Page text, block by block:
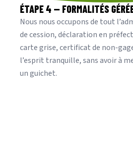
ÉTAPE 4 — FORMALITÉS
Nous nous occupons de tout
de cession, déclaration en
carte grise, certificat de non-
l’esprit tranquille, sans avoir à
un guichet.